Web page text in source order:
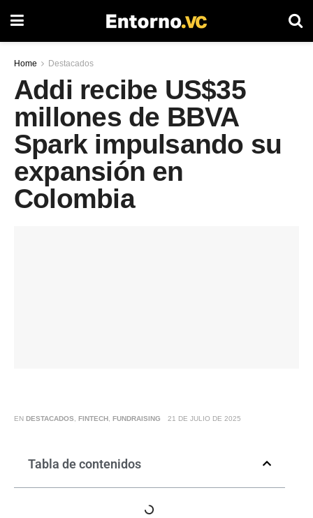
Home Destacados
Addi recibe US$35
millones de BBVA
Spark impulsando su
expansión en
Colombia
EN DESTACADOS FINTECH FUNDRAISING 21 DE JULIO DE 2025
Tabla de contenidos